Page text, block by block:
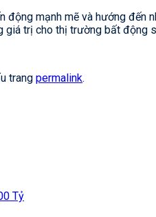
mạnh mẽ và hướng
giá trị cho thị trường bất động
trang permalink.
Tỷ